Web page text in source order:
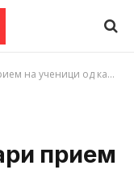
училишта добитници на државни награди
прием